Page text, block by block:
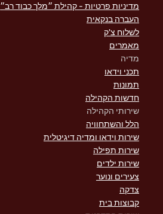
מדיניות פרטיות - קהילת ״מלך כבוד רב״
העברה בנקאית
לשלוח צ'ק
מאמרים
מדיה
תכני וידאו
תמונות
חדשות הקהילה
שירותי הקהילה
הלל והשתחוויה
שירות וידאו ומדיה דיגיטלית
שירות תפילה
שירות ילדים
צעירים ונוער
צדקה
קבוצות בית